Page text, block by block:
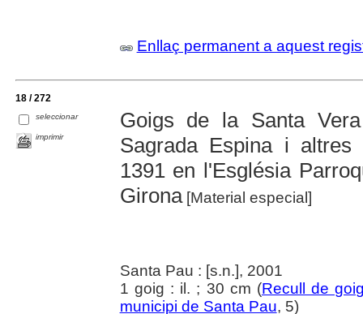
Enllaç permanent a aquest
18 / 272
seleccionar
imprimir
Goigs de la Santa
Sagrada Espina i
1391 en l'Església
Girona[Material especial]
Santa Pau : [s.n.], 2001
1 goig : il. ; 30 cm (Recull de
municipi de Santa Pau, 5)